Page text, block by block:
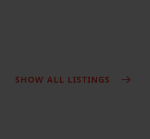
SHOW ALL LISTINGS